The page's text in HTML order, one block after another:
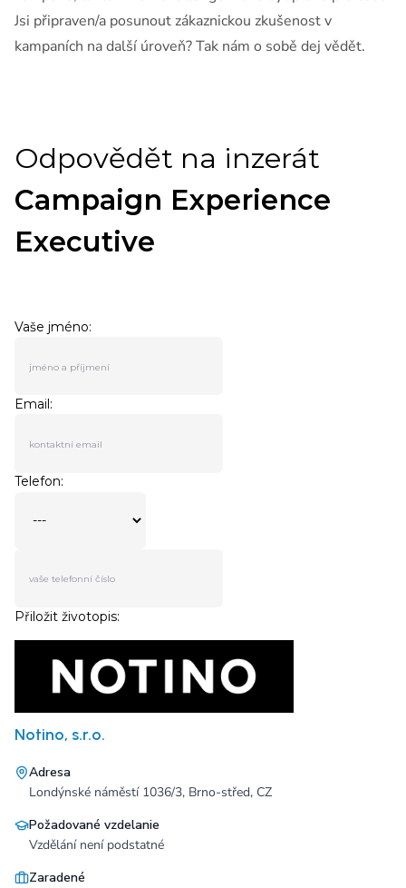
Jsi připraven/a posunout zákaznickou zkušenost v
kampaních na další úroveň? Tak nám o sobě dej vědět.
Notino, s.r.o.
Adresa
Londýnské náměstí 1036/3, Brno-střed, CZ
Požadované vzdelanie
Vzdělání není podstatné
Zaradené